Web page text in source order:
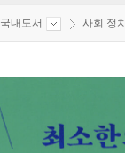
국내도서 사회 정치